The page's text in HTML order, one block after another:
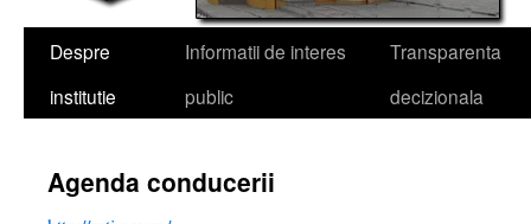
Despre
institutie
Informatii de interes
public
Transparenta
decizionala
Agenda conducerii